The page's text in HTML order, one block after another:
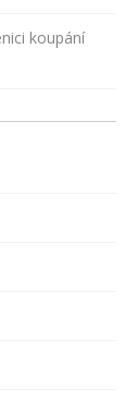
koupání